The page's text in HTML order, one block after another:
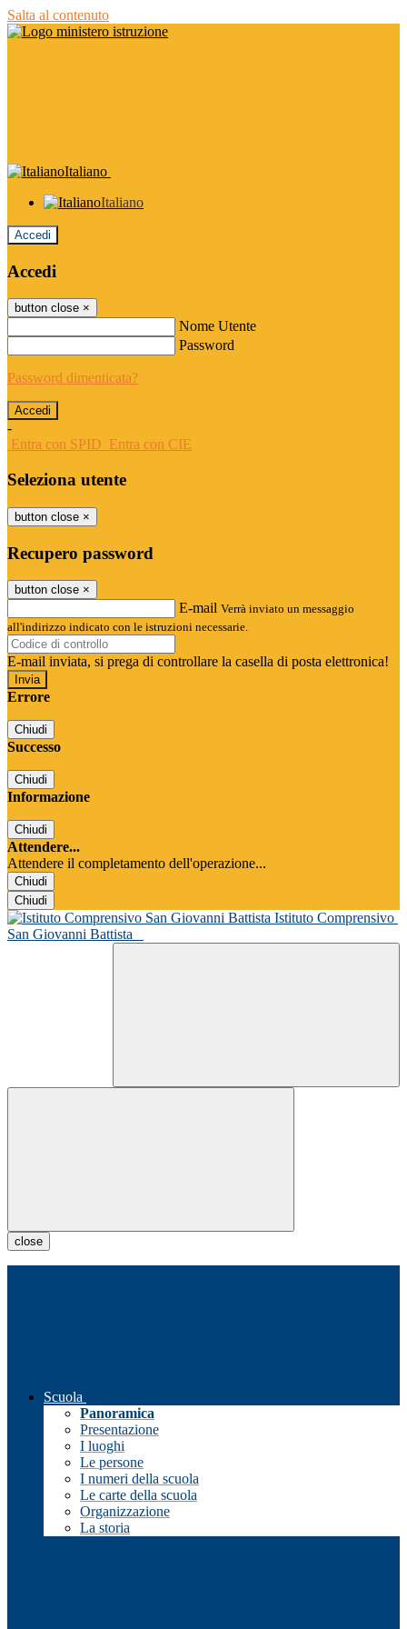
Salta al contenuto
Italiano
Italiano
Accedi
Accedi
button close ×
Nome Utente
Password
Password dimenticata?
-
Entra con SPID Entra con CIE
Seleziona utente
button close ×
Recupero password
button close ×
E-mail Verrà inviato un messaggio
all'indirizzo indicato con le istruzioni necessarie.
E-mail inviata, si prega di controllare la casella di posta elettronica!
Errore
Chiudi
Successo
Chiudi
Informazione
Chiudi
Attendere...
Attendere il completamento dell'operazione...
Chiudi
Chiudi
Istituto Comprensivo
San Giovanni Battista
close
Scuola
Panoramica
Presentazione
I luoghi
Le persone
I numeri della scuola
Le carte della scuola
Organizzazione
La storia